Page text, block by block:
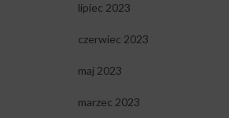
lipiec 2023
czerwiec 2023
maj 2023
marzec 2023